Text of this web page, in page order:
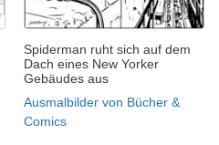
Spiderman ruht sich auf dem
Dach eines New Yorker
Gebäudes aus
Ausmalbilder von Bücher &
Comics